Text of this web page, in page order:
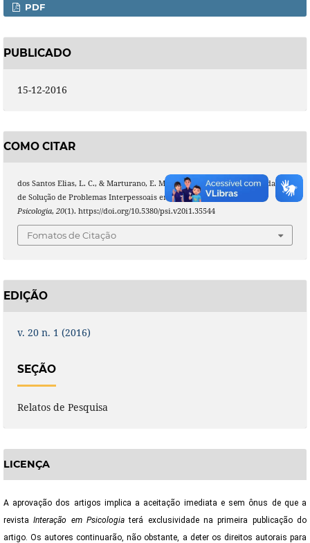
PDF
PUBLICADO
15-12-2016
COMO CITAR
dos Santos Elias, L. C., & Marturano, E. M. (2016). Promovendo Habilidades
de Solução de Problemas Interpessoais em Crianças.Interação Em
Psicologia, 20(1). https://doi.org/10.5380/psi.v20i1.35544
Fomatos de Citação
EDIÇÃO
v. 20 n. 1 (2016)
SEÇÃO
Relatos de Pesquisa
LICENÇA
A aprovação dos artigos implica a aceitação imediata e sem ônus de que a
revistaInteração em Psicologia terá exclusividade na primeira publicação do
artigo. Os autores continuarão, não obstante, a deter os direitos autorais para